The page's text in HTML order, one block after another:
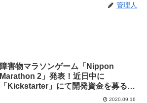
管理人
障害物マラソンゲーム「Nippon
Marathon 2」発表！近日中に
「Kickstarter」にて開発資金を募る事
2020.09.16